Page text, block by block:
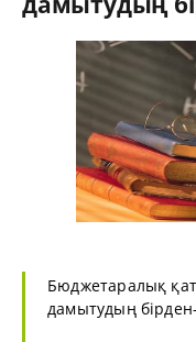
Бюджетаралық
дамытудың